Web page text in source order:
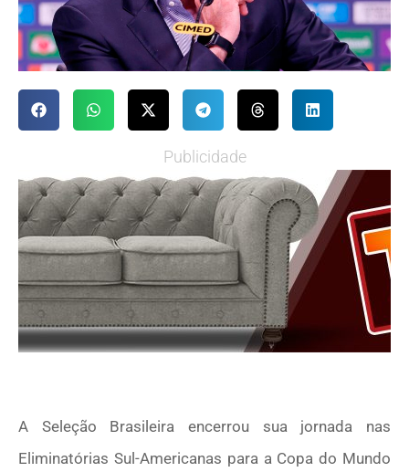
Publicidade
A Seleção Brasileira encerrou sua jornada nas
Eliminatórias Sul-Americanas para a Copa do Mundo